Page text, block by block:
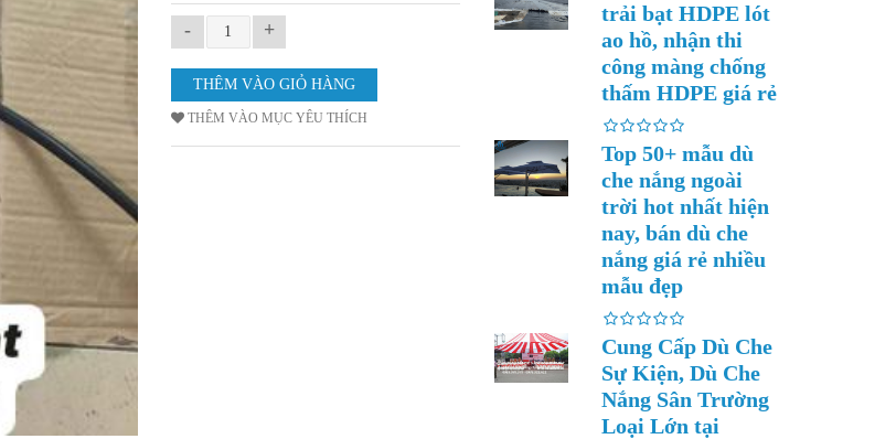
- +
THÊM VÀO MỤC YÊU THÍCH
trải bạt HDPE lót
ao hồ, nhận thi
công màng chống
thấm HDPE giá rẻ
Top 50+ mẫu dù
che nắng ngoài
trời hot nhất hiện
nay, bán dù che
nắng giá rẻ nhiều
mẫu đẹp
Cung Cấp Dù Che
Sự Kiện, Dù Che
Nắng Sân Trường
Loại Lớn tại